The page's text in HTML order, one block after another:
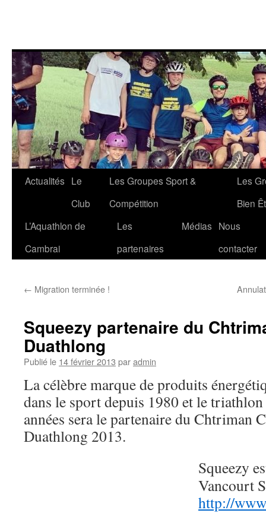
Aller
contenu
Actualités Le
Club
Les Groupes Sport &
Compétition
Les
Bien
L’Aquathlon de
Cambrai
Les
partenaires
Médias Nous
contacter
← Migration terminée !
Squeezy partenaire du
Duathlong
Publié le 14 février 2013 paradmin
La célèbre marque de produits
dans le sport depuis 1980 et le
années sera le partenaire du Chtriman
Duathlong 2013.
Squeezy
Vancourt
http://